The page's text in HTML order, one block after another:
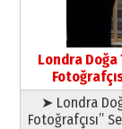
11
Londra Doğa
➤ Londra
Fotoğrafçısı”